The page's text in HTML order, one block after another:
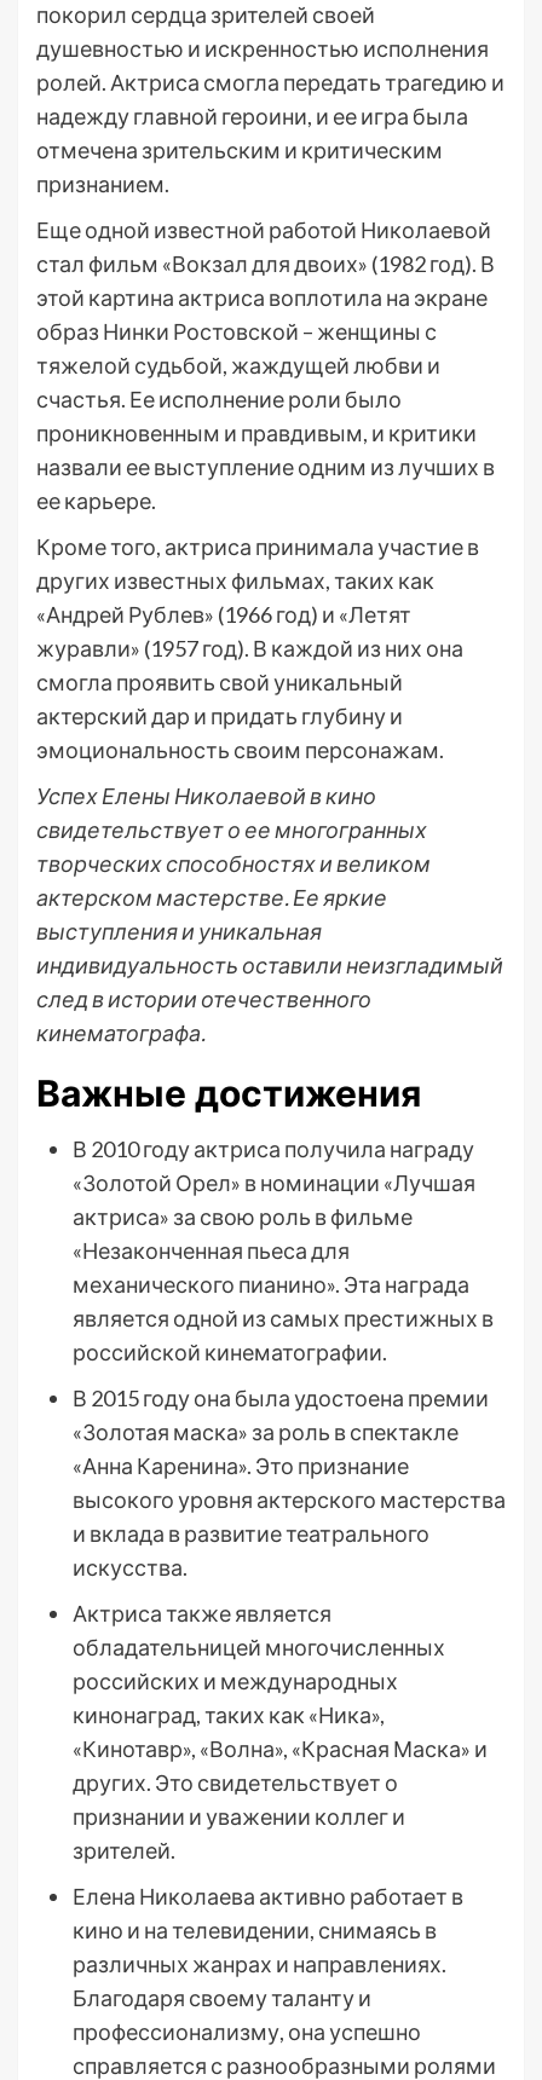
покорил сердца зрителей своей
душевностью и искренностью исполнения
ролей. Актриса смогла передать трагедию и
надежду главной героини, и ее игра была
отмечена зрительским и критическим
признанием.
Еще одной известной работой Николаевой
стал фильм «Вокзал для двоих» (1982 год). В
этой картина актриса воплотила на экране
образ Нинки Ростовской – женщины с
тяжелой судьбой, жаждущей любви и
счастья. Ее исполнение роли было
проникновенным и правдивым, и критики
назвали ее выступление одним из лучших в
ее карьере.
Кроме того, актриса принимала участие в
других известных фильмах, таких как
«Андрей Рублев» (1966 год) и «Летят
журавли» (1957 год). В каждой из них она
смогла проявить свой уникальный
актерский дар и придать глубину и
эмоциональность своим персонажам.
Успех Елены Николаевой в кино
свидетельствует о ее многогранных
творческих способностях и великом
актерском мастерстве. Ее яркие
выступления и уникальная
индивидуальность оставили неизгладимый
след в истории отечественного
кинематографа.
Важные достижения
В 2010 году актриса получила награду
«Золотой Орел» в номинации «Лучшая
актриса» за свою роль в фильме
«Незаконченная пьеса для
механического пианино». Эта награда
является одной из самых престижных в
российской кинематографии.
В 2015 году она была удостоена премии
«Золотая маска» за роль в спектакле
«Анна Каренина». Это признание
высокого уровня актерского мастерства
и вклада в развитие театрального
искусства.
Актриса также является
обладательницей многочисленных
российских и международных
кинонаград, таких как «Ника»,
«Кинотавр», «Волна», «Красная Маска» и
других. Это свидетельствует о
признании и уважении коллег и
зрителей.
Елена Николаева активно работает в
кино и на телевидении, снимаясь в
различных жанрах и направлениях.
Благодаря своему таланту и
профессионализму, она успешно
справляется с разнообразными ролями